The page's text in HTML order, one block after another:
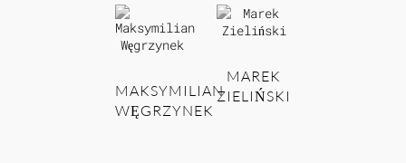
MAKSYMILIAN
WĘGRZYNEK
MAREK
ZIELIŃSKI